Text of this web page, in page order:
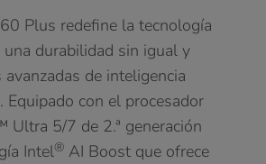
Plus redefine la tecnología
durabilidad sin igual y
avanzadas de inteligencia
Equipado con el procesador
Ultra 5/7 de 2.ª generación
Intel® AI Boost que ofrece